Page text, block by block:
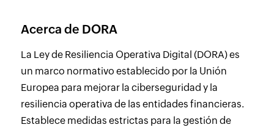
Acerca de DORA
La Ley de Resiliencia Operativa Digital (DORA) es
un marco normativo establecido por la Unión
Europea para mejorar la ciberseguridad y la
resiliencia operativa de las entidades financieras.
Establece medidas estrictas para la gestión de